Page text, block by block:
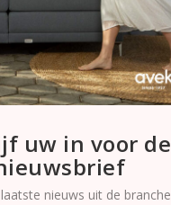
Inschrijven
uw in voor de
nieuws uit de branche